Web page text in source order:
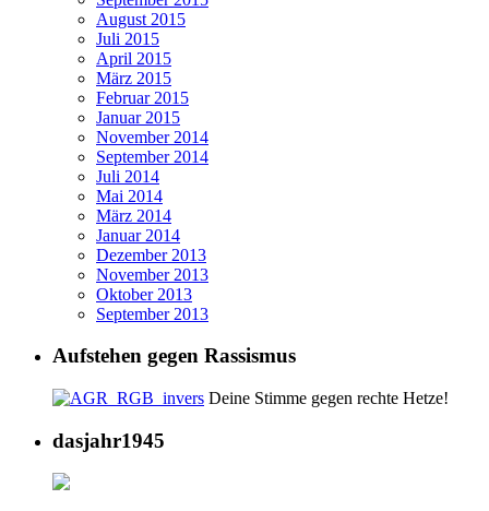
August 2015
Juli 2015
April 2015
März 2015
Februar 2015
Januar 2015
November 2014
September 2014
Juli 2014
Mai 2014
März 2014
Januar 2014
Dezember 2013
November 2013
Oktober 2013
September 2013
Aufstehen gegen Rassismus
Deine Stimme gegen rechte Hetze!
dasjahr1945